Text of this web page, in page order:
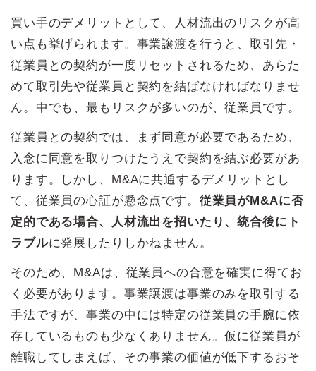
買い手のデメリットとして、人材流出のリスクが高
い点も挙げられます。事業譲渡を行うと、取引先・
従業員との契約が一度リセットされるため、あらた
めて取引先や従業員と契約を結ばなければなりませ
ん。中でも、最もリスクが多いのが、従業員です。
従業員との契約では、まず同意が必要であるため、
入念に同意を取りつけたうえで契約を結ぶ必要があ
ります。しかし、M&Aに共通するデメリットとし
て、従業員の心証が懸念点です。 従業員がM&Aに否
定的である場合、人材流出を招いたり、統合後にト
ラブルに発展したりしかねません。
そのため、M&Aは、従業員への合意を確実に得てお
く必要があります。事業譲渡は事業のみを取引する
手法ですが、事業の中には特定の従業員の手腕に依
存しているものも少なくありません。仮に従業員が
離職してしまえば、その事業の価値が低下するおそ